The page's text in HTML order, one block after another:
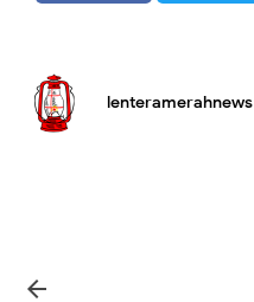
lenteramerahnews
